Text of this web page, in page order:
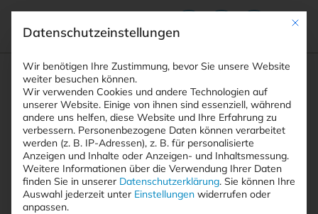
Suchfeld
Suchen
Breadcrumb-Navigation
STARTSEITE ARTIKEL NIS-2: MEHR ALS EINE CHECKLISTE
Inhaltsverzeichnis
Mit
Datenschutzeinstellungen
Wir benötigen Ihre Zustimmung, bevor Sie unsere Website
weiter besuchen können.
Wir verwenden Cookies und andere Technologien auf
unserer Website. Einige von ihnen sind essenziell, während
andere uns helfen, diese Website und Ihre Erfahrung zu
verbessern. Personenbezogene Daten können verarbeitet
werden (z. B. IP-Adressen), z. B. für personalisierte
Anzeigen und Inhalte oder Anzeigen- und Inhaltsmessung.
Weitere Informationen über die Verwendung Ihrer Daten
finden Sie in unserer Datenschutzerklärung. Sie können Ihre
Auswahl jederzeit unter Einstellungen widerrufen oder
anpassen.